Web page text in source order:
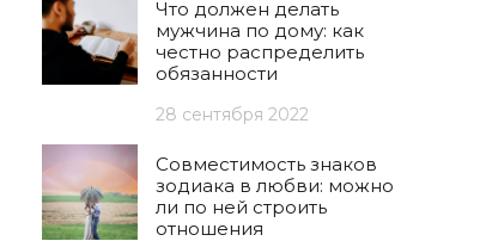
Что должен делать
мужчина по дому: как
честно распределить
обязанности
28 сентября 2022
Совместимость знаков
зодиака в любви: можно
ли по ней строить
отношения